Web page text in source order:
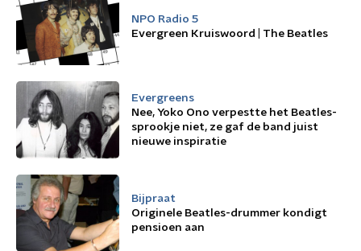
NPO Radio 5
Evergreen Kruiswoord | The Beatles
Evergreens
Nee, Yoko Ono verpestte het Beatles-
sprookje niet, ze gaf de band juist
nieuwe inspiratie
Bijpraat
Originele Beatles-drummer kondigt
pensioen aan